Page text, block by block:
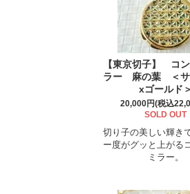
【東京切子】 コ
ラー 麻の葉 ＜サ
xゴールド＞
20,000円(税込
SOLD OUT
切り子の美しい輝き
ー度がグッと上がる
ミラー。